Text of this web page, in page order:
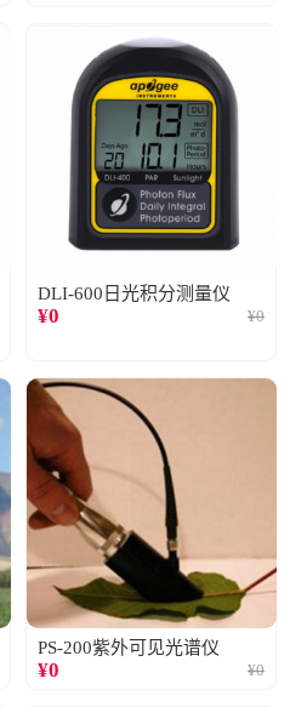
DLI-600日光积分测量仪
¥0 ¥0
PS-200紫外可见光谱仪
¥0 ¥0